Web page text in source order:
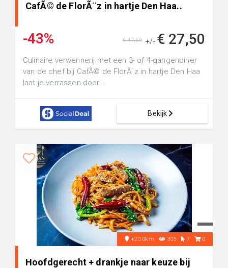
CafÃ© de FlorÃ¨z in hartje Den Haa..
-43% +/- € 27,50
€ 47,50
Culinaire verwennerij met een 3- of 4-gangendiner
van de chef bij CafÃ© de FlorÃ¨z in hartje Den Haa
laat je verrassen door...
Bekijk
+20.0km 306 7 0
Hoofdgerecht + drankje naar keuze bij